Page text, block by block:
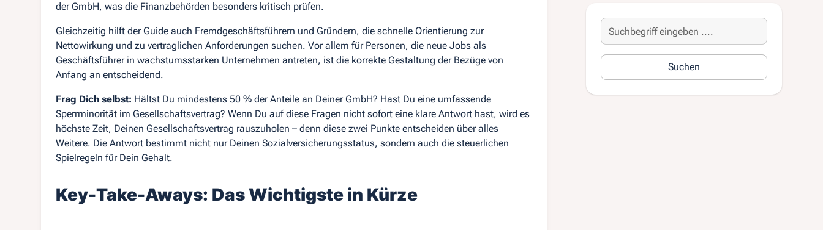
der GmbH, was die Finanzbehörden besonders kritisch prüfen.
Gleichzeitig hilft der Guide auch Fremdgeschäftsführern und Gründern, die schnelle Orientierung zur
Nettowirkung und zu vertraglichen Anforderungen suchen. Vor allem für Personen, die neue Jobs als
Geschäftsführer in wachstumsstarken Unternehmen antreten, ist die korrekte Gestaltung der Bezüge von
Anfang an entscheidend.
Frag Dich selbst: Hältst Du mindestens 50 % der Anteile an Deiner GmbH? Hast Du eine umfassende
Sperrminorität im Gesellschaftsvertrag? Wenn Du auf diese Fragen nicht sofort eine klare Antwort hast, wird es
höchste Zeit, Deinen Gesellschaftsvertrag rauszuholen – denn diese zwei Punkte entscheiden über alles
Weitere. Die Antwort bestimmt nicht nur Deinen Sozialversicherungsstatus, sondern auch die steuerlichen
Spielregeln für Dein Gehalt.
Key-Take-Aways: Das Wichtigste in Kürze